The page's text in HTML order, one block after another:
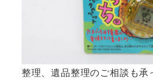
整理、遺品整理のご相談も承